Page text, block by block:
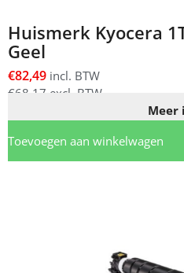
Huismerk Kyocera
Geel
€82,49 incl. BTW
€68,17 excl. BTW
Meer
Toevoegen aan winkelwagen